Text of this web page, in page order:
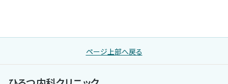
ページ上部へ戻る